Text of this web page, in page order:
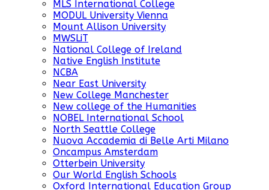
MLS International College
MODUL University Vienna
Mount Allison University
MWSLiT
National College of Ireland
Native English Institute
NCBA
Near East University
New College Manchester
New college of the Humanities
NOBEL International School
North Seattle College
Nuova Accademia di Belle Arti Milano
Oncampus Amsterdam
Otterbein University
Our World English Schools
Oxford International Education Group